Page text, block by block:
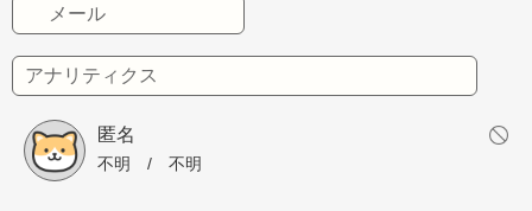
メール
アナリティクス
匿名
不明 / 不明